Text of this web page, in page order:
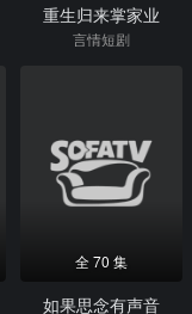
重生归来掌家业
言情短剧
全 70 集
如果思念有声音